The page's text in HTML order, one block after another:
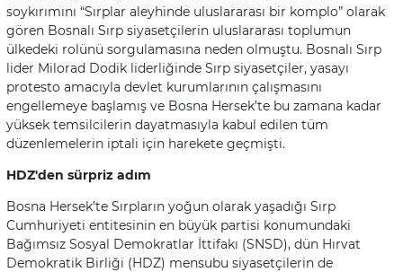
soykırımını “Sırplar aleyhinde uluslararası bir komplo” olarak
gören Bosnalı Sırp siyasetçilerin uluslararası toplumun
ülkedeki rolünü sorgulamasına neden olmuştu. Bosnalı Sırp
lider Milorad Dodik liderliğinde Sırp siyasetçiler, yasayı
protesto amacıyla devlet kurumlarının çalışmasını
engellemeye başlamış ve Bosna Hersek’te bu zamana kadar
yüksek temsilcilerin dayatmasıyla kabul edilen tüm
düzenlemelerin iptali için harekete geçmişti.
HDZ'den sürpriz adım
Bosna Hersek’te Sırpların yoğun olarak yaşadığı Sırp
Cumhuriyeti entitesinin en büyük partisi konumundaki
Bağımsız Sosyal Demokratlar İttifakı (SNSD), dün Hırvat
Demokratik Birliği (HDZ) mensubu siyasetçilerin de